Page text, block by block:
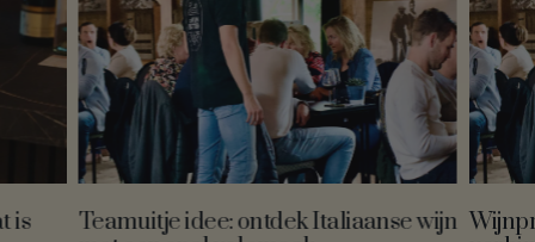
is
Teamuitje idee: ontdek Italiaanse wijn